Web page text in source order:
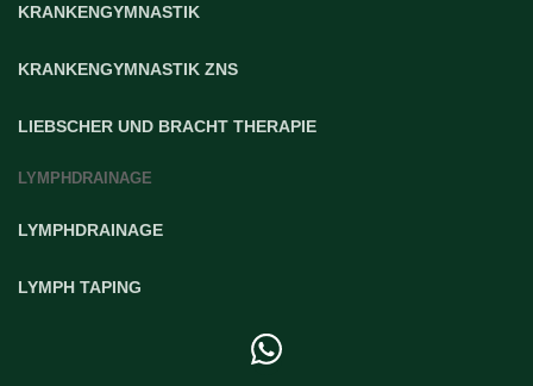
KRANKENGYMNASTIK
KRANKENGYMNASTIK ZNS
LIEBSCHER UND BRACHT THERAPIE
LYMPHDRAINAGE
LYMPHDRAINAGE
LYMPH TAPING